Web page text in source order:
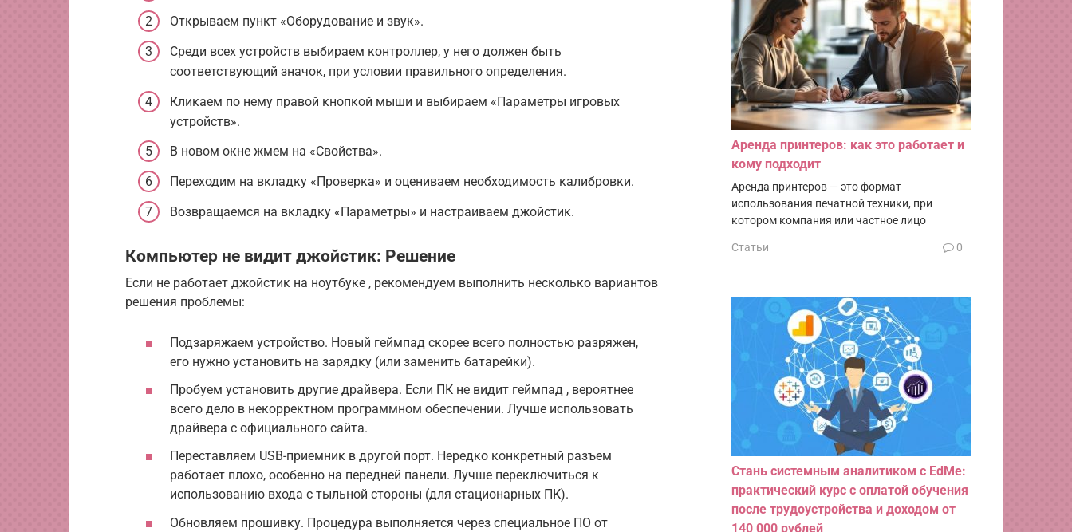
Открываем пункт «Оборудование и звук».
Среди всех устройств выбираем контроллер, у него должен быть
соответствующий значок, при условии правильного определения.
Кликаем по нему правой кнопкой мыши и выбираем «Параметры игровых
устройств».
В новом окне жмем на «Свойства».
Переходим на вкладку «Проверка» и оцениваем необходимость калибровки.
Возвращаемся на вкладку «Параметры» и настраиваем джойстик.
Компьютер не видит джойстик: Решение
Если не работает джойстик на ноутбуке , рекомендуем выполнить несколько вариантов
решения проблемы:
Подзаряжаем устройство. Новый геймпад скорее всего полностью разряжен,
его нужно установить на зарядку (или заменить батарейки).
Пробуем установить другие драйвера. Если ПК не видит геймпад , вероятнее
всего дело в некорректном программном обеспечении. Лучше использовать
драйвера с официального сайта.
Переставляем USB-приемник в другой порт. Нередко конкретный разъем
работает плохо, особенно на передней панели. Лучше переключиться к
использованию входа с тыльной стороны (для стационарных ПК).
Обновляем прошивку. Процедура выполняется через специальное ПО от
Аренда принтеров: как это работает и
кому подходит
Аренда принтеров — это формат
использования печатной техники, при
котором компания или частное лицо
Статьи 0
Стань системным аналитиком c EdMe:
практический курс с оплатой обучения
после трудоустройства и доходом от
140 000 рублей